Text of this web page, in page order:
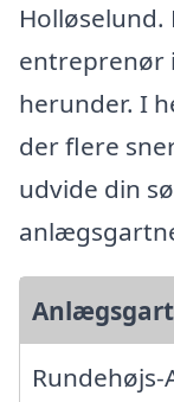
entreprenør
herunder. I
der flere
udvide din
Rundehøjs-